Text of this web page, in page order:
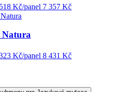
Kč/panel 7 357 Kč
Kč/panel 8 431 Kč